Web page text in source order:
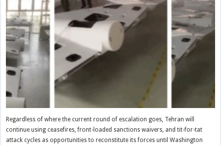
Regardless of where the current round of escalation goes, Tehran will
continue using ceasefires, front-loaded sanctions waivers, and tit-for-tat
attack cycles as opportunities to reconstitute its forces until Washington